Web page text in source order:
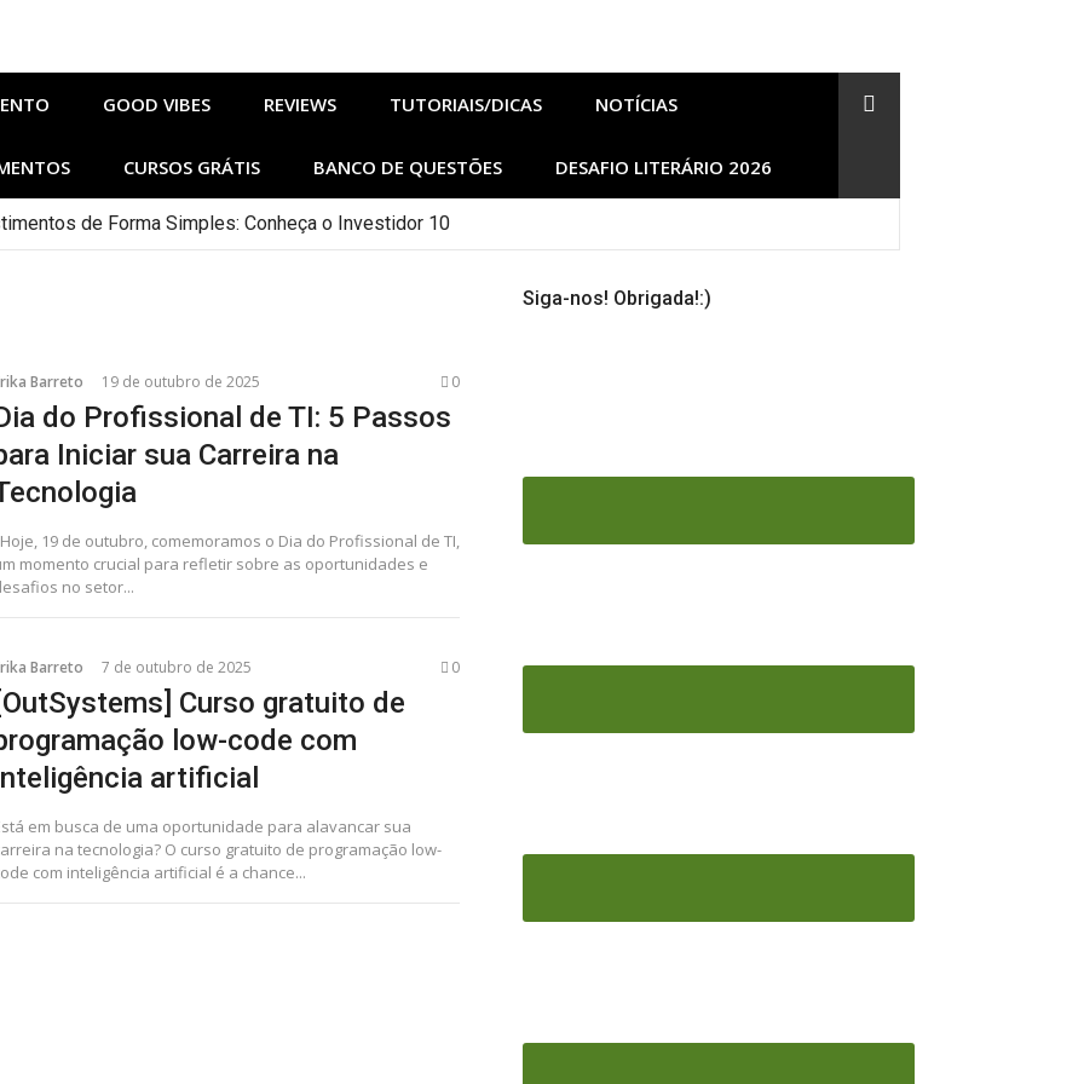
GOOD VIBES REVIEWS TUTORIAIS/DICAS NOTÍCIAS
CURSOS GRÁTIS BANCO DE QUESTÕES DESAFIO LITERÁRIO 2026
de Forma Simples: Conheça o Investidor 10
no Adrenalina Pura+ trazem ação e suspense
em Agosto: Lanternas, Casa do Dragão e Mais! [Filmes/Séries/Documentários e mais]
para praticar inglês assistindo TV no inverno
Barreto 19 de outubro de 2025 0
do Profissional de TI: 5 Passos
Iniciar sua Carreira na
Hoje, 19 de outubro, comemoramos o Dia do Profissional de TI,
momento crucial para refletir sobre as oportunidades e
no setor...
Barreto 7 de outubro de 2025 0
[OutSystems] Curso gratuito de
low-code com
artificial
em busca de uma oportunidade para alavancar sua
na tecnologia? O curso gratuito de programação low-
com inteligência artificial é a chance...
Siga-nos! Obrigada!:)